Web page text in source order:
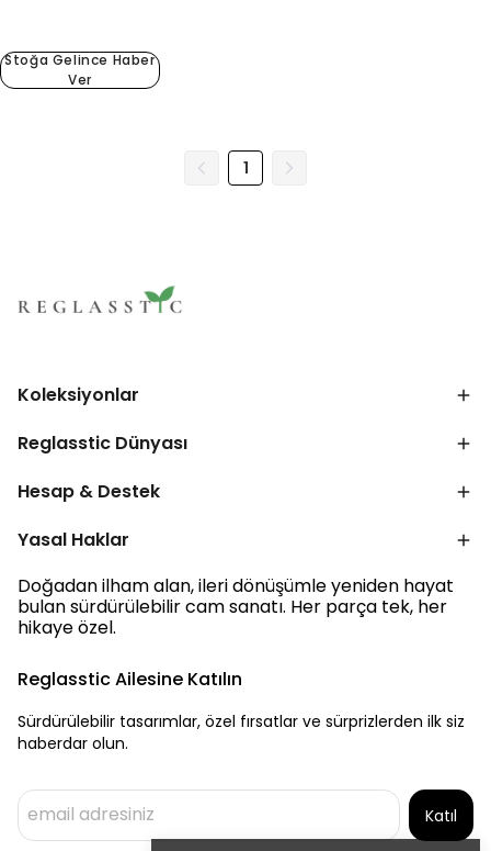
Stoğa Gelince Haber
Ver
1
Koleksiyonlar
Reglasstic Dünyası
Hesap & Destek
Yasal Haklar
Doğadan ilham alan, ileri dönüşümle yeniden hayat
bulan sürdürülebilir cam sanatı. Her parça tek, her
hikaye özel.
Reglasstic Ailesine Katılın
Sürdürülebilir tasarımlar, özel fırsatlar ve sürprizlerden ilk siz
haberdar olun.
Katıl